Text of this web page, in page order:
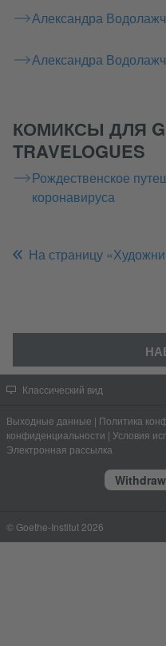
Александра
Александра
КОМИКСЫ ДЛЯ
TRAVELOGUES
Рождественское
коронавируса
На страницу
Классический вид
Выходные данные | Политика
конфиденциальности | Условия
Электронная рассылка
© Goethe-Institut 2026